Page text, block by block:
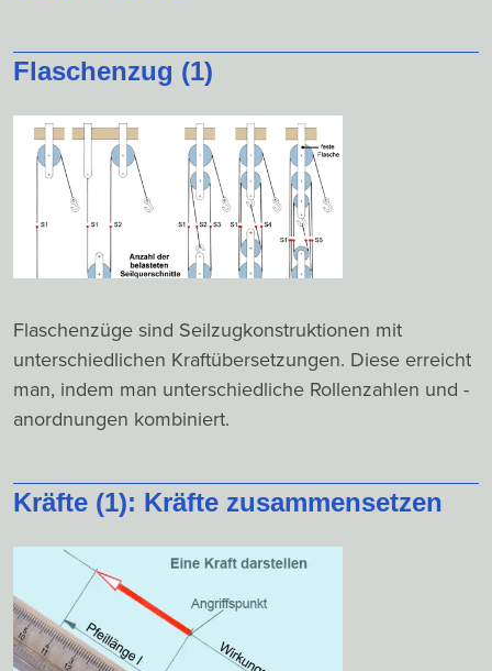
Flaschenzug (1)
Flaschenzüge sind Seilzugkonstruktionen mit
unterschiedlichen Kraftübersetzungen. Diese erreicht
man, indem man unterschiedliche Rollenzahlen und -
anordnungen kombiniert.
Kräfte (1): Kräfte zusammensetzen